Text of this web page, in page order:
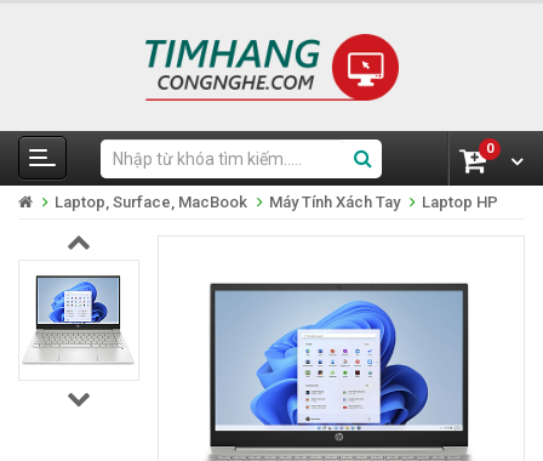
0
Laptop, Surface, MacBook Máy Tính Xách Tay Laptop HP